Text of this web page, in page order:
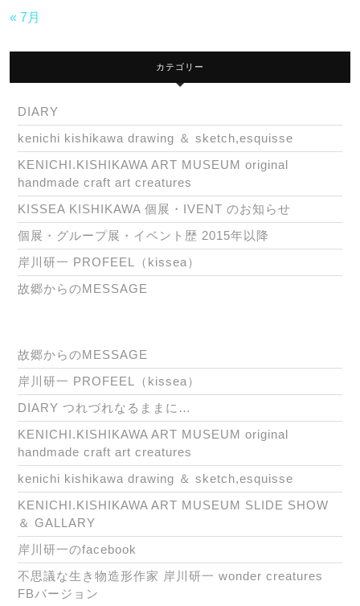
« 7月
カテゴリー
DIARY
kenichi kishikawa drawing ＆ sketch,esquisse
KENICHI.KISHIKAWA ART MUSEUM original
handmade craft art creatures
KISSEA KISHIKAWA 個展・IVENT のお知らせ
個展・グループ展・イベント歴 2015年以降
岸川研一 PROFEEL（kissea）
故郷からのMESSAGE
故郷からのMESSAGE
岸川研一 PROFEEL（kissea）
DIARY つれづれなるままに…
KENICHI.KISHIKAWA ART MUSEUM original
handmade craft art creatures
kenichi kishikawa drawing ＆ sketch,esquisse
KENICHI.KISHIKAWA ART MUSEUM SLIDE SHOW
＆ GALLARY
岸川研一のfacebook
不思議な生き物造形作家 岸川研一 wonder creatures
FBバージョン